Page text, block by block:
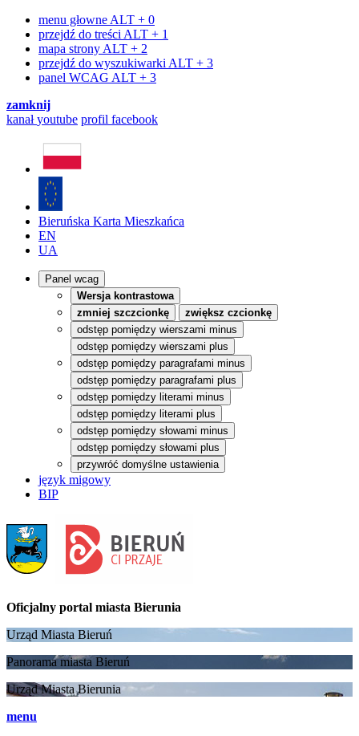
menu głowne ALT + 0
przejdź do treści ALT + 1
mapa strony ALT + 2
przejdź do wyszukiwarki ALT + 3
panel WCAG ALT + 3
zamknij
kanałyoutube profil facebook
Bieruńska Karta Mieszkańca
EN
UA
Panel wcag
Wersja kontrastowa
zmniej szczcionkę
zwiększ czcionkę
odstęp pomiędzy wierszami minus
odstęp pomiędzy wierszami plus
odstęp pomiędzy paragrafami minus
odstęp pomiędzy paragrafami plus
odstęp pomiędzy literami minus
odstęp pomiędzy literami plus
odstęp pomiędzy słowami minus
odstęp pomiędzy słowami plus
przywróć domyślne ustawienia
język migowy
BIP
Oficjalny portal miasta Bierunia
Urząd Miasta Bieruń
Panorama miasta Bieruń
Urząd Miasta Bierunia
menu